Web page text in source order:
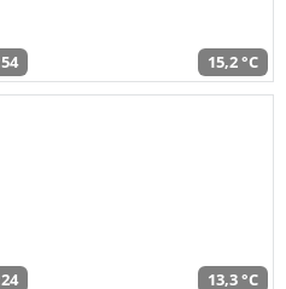
15,2 °C
13,3 °C